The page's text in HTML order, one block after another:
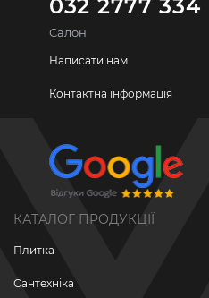
032 2777 334
Салон
Написати нам
Контактна інформація
КАТАЛОГ ПРОДУКЦІЇ
Плитка
Сантехніка